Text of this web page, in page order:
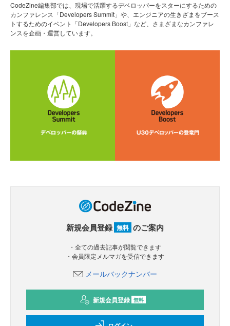
CodeZine編集部では、現場で活躍するデベロッパーをスターにするための
カンファレンス「Developers Summit」や、エンジニアの生きざまをブース
トするためのイベント「Developers Boost」など、さまざまなカンファレ
ンスを企画・運営しています。
新規会員登録 無料 のご案内
・全ての過去記事が閲覧できます
・会員限定メルマガを受信できます
メールバックナンバー
新規会員登録 無料